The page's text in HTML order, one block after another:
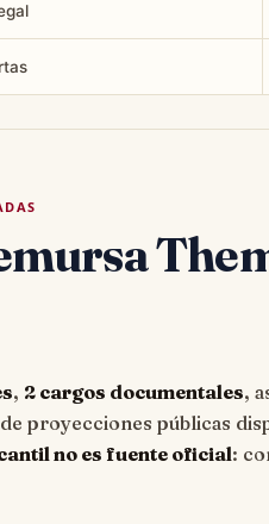
, 2 cargos documentales,
proyecciones públicas
no es fuente oficial: